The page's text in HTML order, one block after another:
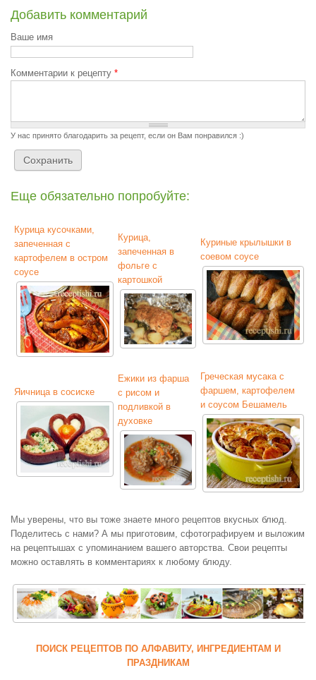
Добавить комментарий
Ваше имя
Комментарии к рецепту *
У нас принято благодарить за рецепт, если он Вам понравился :)
Еще обязательно попробуйте:
Курица кусочками,
запеченная с
картофелем в остром
соусе
Курица,
запеченная в
фольге с
картошкой
Куриные крылышки в
соевом соусе
Яичница в сосиске
Ежики из фарша
с рисом и
подливкой в
духовке
Греческая мусака с
фаршем, картофелем
и соусом Бешамель
Мы уверены, что вы тоже знаете много рецептов вкусных блюд.
Поделитесь с нами? А мы приготовим, сфотографируем и выложим
на рецептышах с упоминанием вашего авторства. Свои рецепты
можно оставлять в комментариях к любому блюду.
ПОИСК РЕЦЕПТОВ ПО АЛФАВИТУ, ИНГРЕДИЕНТАМ И
ПРАЗДНИКАМ